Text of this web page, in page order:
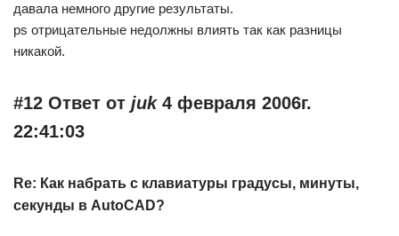
давала немного другие результаты.
ps отрицательные недолжны влиять так как разницы
никакой.
#12 Ответ от juk4 февраля 2006г.
22:41:03
Re: Как набрать с клавиатуры градусы, минуты,
секунды в AutoCAD?